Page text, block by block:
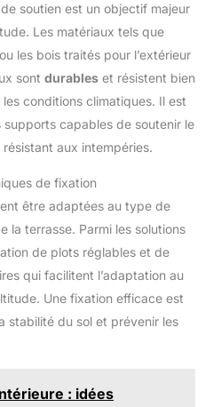
soutien est un objectif majeur
Les matériaux tels que
les bois traités pour l’extérieur
sont durables et résistent bien
conditions climatiques. Il est
capables de soutenir le
aux intempéries.
de fixation
être adaptées au type de
la terrasse. Parmi les solutions
de plots réglables et de
qui facilitent l’adaptation au
Une fixation efficace est
stabilité du sol et prévenir les
: idées